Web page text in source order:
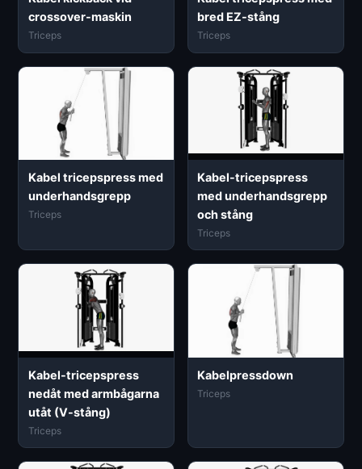
crossover-maskin
Triceps
bred EZ-stång
Triceps
Kabel tricepspress med
underhandsgrepp
Triceps
Kabel-tricepspress
med underhandsgrepp
och stång
Triceps
Kabel-tricepspress
nedåt med armbågarna
utåt (V-stång)
Triceps
Kabelpressdown
Triceps